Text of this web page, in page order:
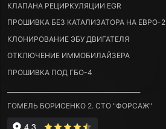
КЛАПАНА РЕЦИРКУЛЯЦИИ EGR
ПРОШИВКА БЕЗ КАТАЛИЗАТОРА НА ЕВРО-2
КЛОНИРОВАНИЕ ЭБУ ДВИГАТЕЛЯ
ОТКЛЮЧЕНИЕ ИММОБИЛАЙЗЕРА
ПРОШИВКА ПОД ГБО-4
ГОМЕЛЬ БОРИСЕНКО 2. СТО "ФОРСАЖ"